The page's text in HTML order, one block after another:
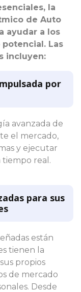
la
de Auto
ayudar a los
Las
incluyen:
por
avanzada de
el mercado,
y ejecutar
tiempo real.
para sus
están
tienen la
propios
de mercado
Desde